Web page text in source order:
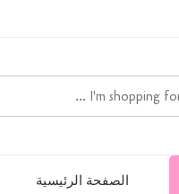
الصفحة الرئيسية